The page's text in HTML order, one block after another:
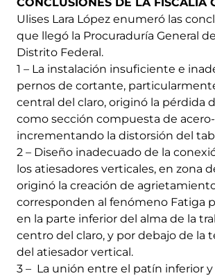
CONCLUSIONES DE LA FISCALÍA
Ulises Lara López enumeró las
que llegó la Procuraduría General
Distrito Federal.
1 – La instalación insuficiente e
pernos de cortante,
central del claro, originó la pérdida
como sección compuesta de
incrementando la distorsión del
2 – Diseño inadecuado de la
los atiesadores verticales, en zona
originó la creación de
corresponden al fenómeno Fatiga
en la parte inferior del alma de la
centro del claro, y por debajo de la
del atiesador vertical.
3 – La unión entre el patín inferior y